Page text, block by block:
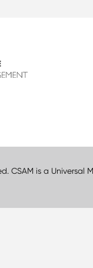
CSAM is a Universal